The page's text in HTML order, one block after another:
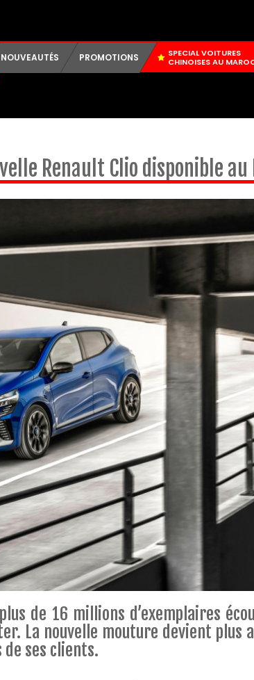
NOUVEAUTÉS PROMOTIONS
SPECIAL VOITURES
CHINOISES AU
Renault Clio disponible au
de 16 millions d’exemplaires
La nouvelle mouture devient
ses clients.